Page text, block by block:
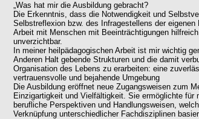
„Was hat mir die Ausbildung gebracht?
Die Erkenntnis, dass die Notwendigkeit und
Selbstreflexion bzw. des Infragestellens der eigenen
Arbeit mit Menschen mit Beeinträchtigungen
unverzichtbar.
In meiner heilpädagogischen Arbeit ist mir wichtig
Anderen Halt gebende Strukturen und die damit
Organisation des Lebens zu erarbeiten: eine
vertrauensvolle und bejahende Umgebung
Die Ausbildung eröffnet neue Zugangsweisen zum
Einzigartigkeit und Vielfältigkeit. Sie ermöglichte für
berufliche Perspektiven und Handlungsweisen,
Verknüpfung unterschiedlicher Fachdisziplinen